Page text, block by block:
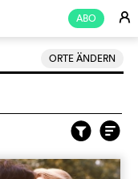
ABO E
ORTE ÄNDERN